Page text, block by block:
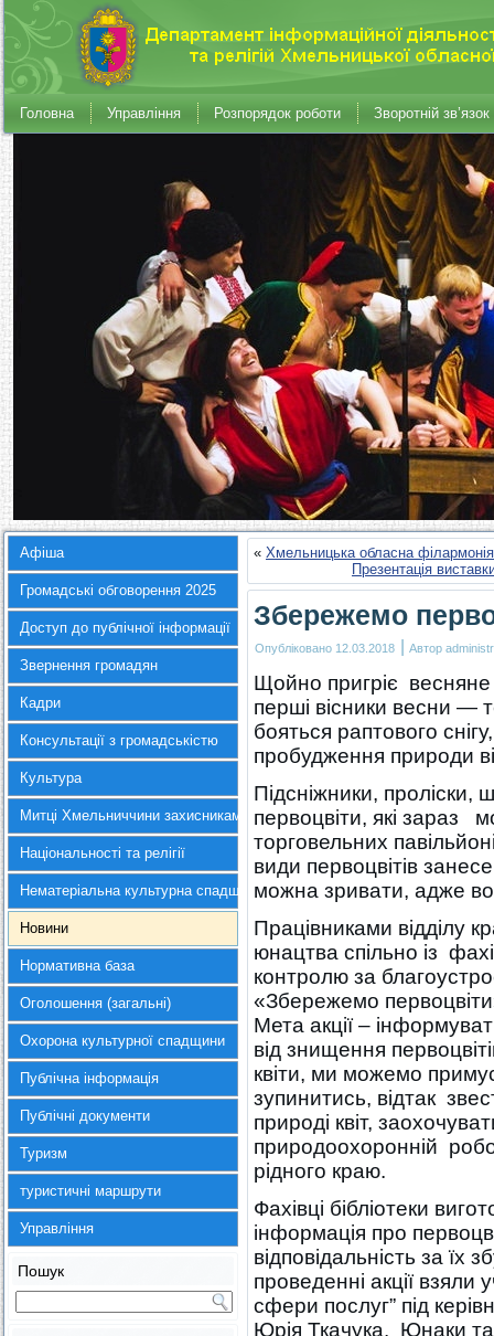
Головна Управління Розпорядок роботи Зворотній зв’язок
Афіша
Громадські обговорення 2025
Доступ до публічної інформації
Звернення громадян
Кадри
Консультації з громадськістю
Культура
Митці Хмельниччини захисникам України
Національності та релігії
Нематеріальна культурна спадщина
Новини
Нормативна база
Оголошення (загальні)
Охорона культурної спадщини
Публічна інформація
Публічні документи
Туризм
туристичні маршрути
Управління
Пошук
« Хмельницька обласна
Презентація
Збережемо
Опубліковано 12.03.2018 | Автор
Щойно пригріє весняне
перші вісники весни —
бояться раптового
пробудження природи
Підсніжники,
первоцвіти, які зараз
торговельних
види первоцвітів
можна зривати, адже
Працівниками відділу
юнацтва спільно із
контролю за
«Збережемо
Мета акції –
від знищення
квіти, ми можемо
зупинитись, відтак
природі квіт,
природоохоронній
рідного краю.
Фахівці бібліотеки
інформація про
відповідальність за їх
проведенні акції
сфери послуг” під
Юрія Ткачука. Юнаки та